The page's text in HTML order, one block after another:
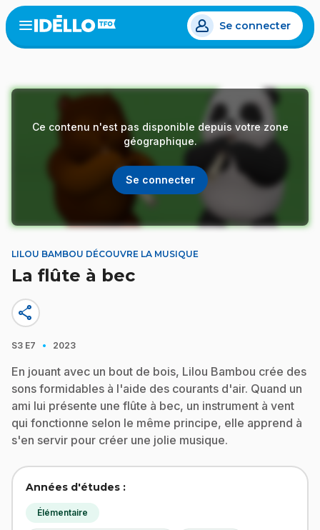
Aller
au
contenu
Open
menu
Se connecter
Ce contenu n'est pas disponible depuis votre zone
géographique.
Se connecter
LILOU BAMBOU DÉCOUVRE LA MUSIQUE
La flûte à bec
share
S3 E7 · 2023
En jouant avec un bout de bois, Lilou Bambou crée des
sons formidables à l'aide des courants d'air. Quand un
ami lui présente une flûte à bec, un instrument à vent
qui fonctionne selon le même principe, elle apprend à
s'en servir pour créer une jolie musique.
Années d'études :
Élémentaire